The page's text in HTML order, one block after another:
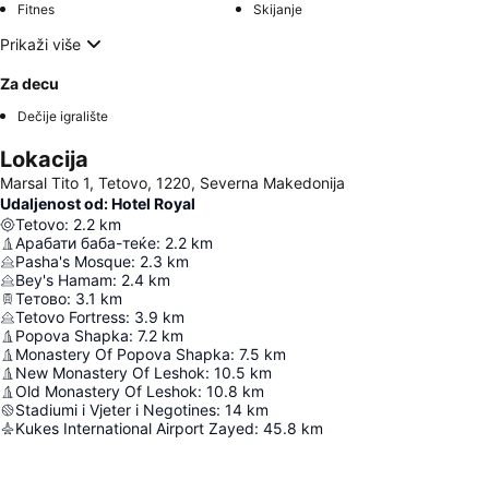
Fitnes
Skijanje
Prikaži više
Za decu
Dečije igralište
Lokacija
Marsal Tito 1, Tetovo, 1220, Severna Makedonija
Udaljenost od: Hotel Royal
Tetovo: 2.2 km
Арабати баба-теќе: 2.2 km
Pasha's Mosque: 2.3 km
Bey's Hamam: 2.4 km
Тетово: 3.1 km
Tetovo Fortress: 3.9 km
Popova Shapka: 7.2 km
Monastery Of Popova Shapka: 7.5 km
New Monastery Of Leshok: 10.5 km
Old Monastery Of Leshok: 10.8 km
Stadiumi i Vjeter i Negotines: 14 km
Kukes International Airport Zayed: 45.8 km